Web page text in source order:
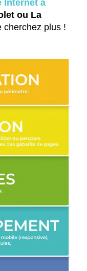
Internet à
ou La
cherchez plus !